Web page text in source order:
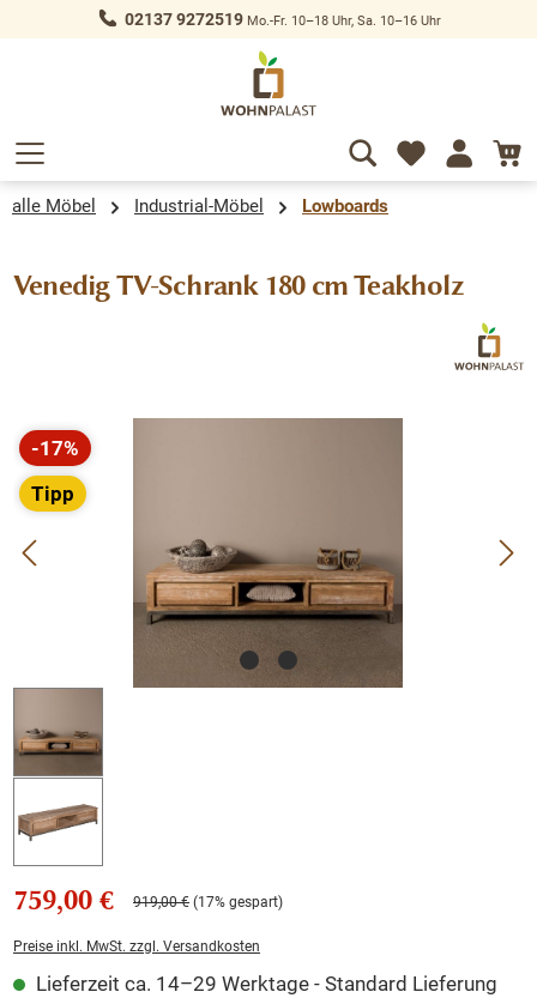
springen 02137 9272519Mo.-Fr. 10–18 Uhr, Sa. 10–16 Uhr
alle Möbel Industrial-Möbel Lowboards
Venedig TV-Schrank 180 cm Teakholz
Bildergalerie überspringen
-17%
Rabatt
Tipp
759,00 € 919,00 € (17% gespart)
Preise inkl. MwSt. zzgl. Versandkosten
Lieferzeit ca. 14–29 Werktage - Standard Lieferung